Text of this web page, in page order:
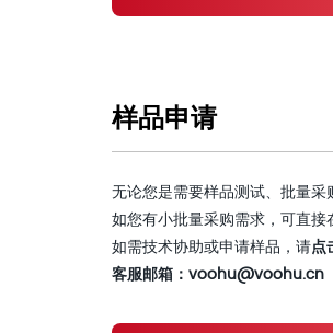
样品申请
无论您是需要样品测试、批量采
如您有小批量采购需求，可直接
如需技术协助或申请样品，请点
客服邮箱：voohu@voohu.cn